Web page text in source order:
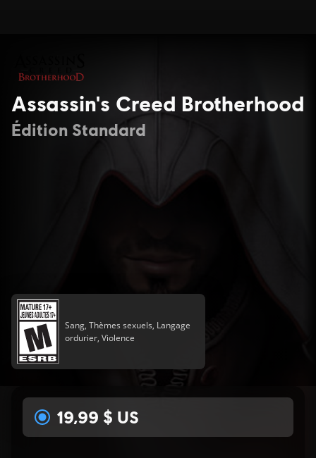
Assassin's Creed Brotherhood
Édition Standard
Sang, Thèmes sexuels, Langage
ordurier, Violence
19,99 $ US